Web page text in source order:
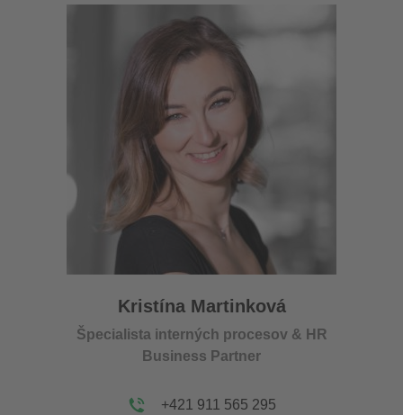
Kristína Martinková
Špecialista interných procesov & HR
Business Partner
+421 911 565 295